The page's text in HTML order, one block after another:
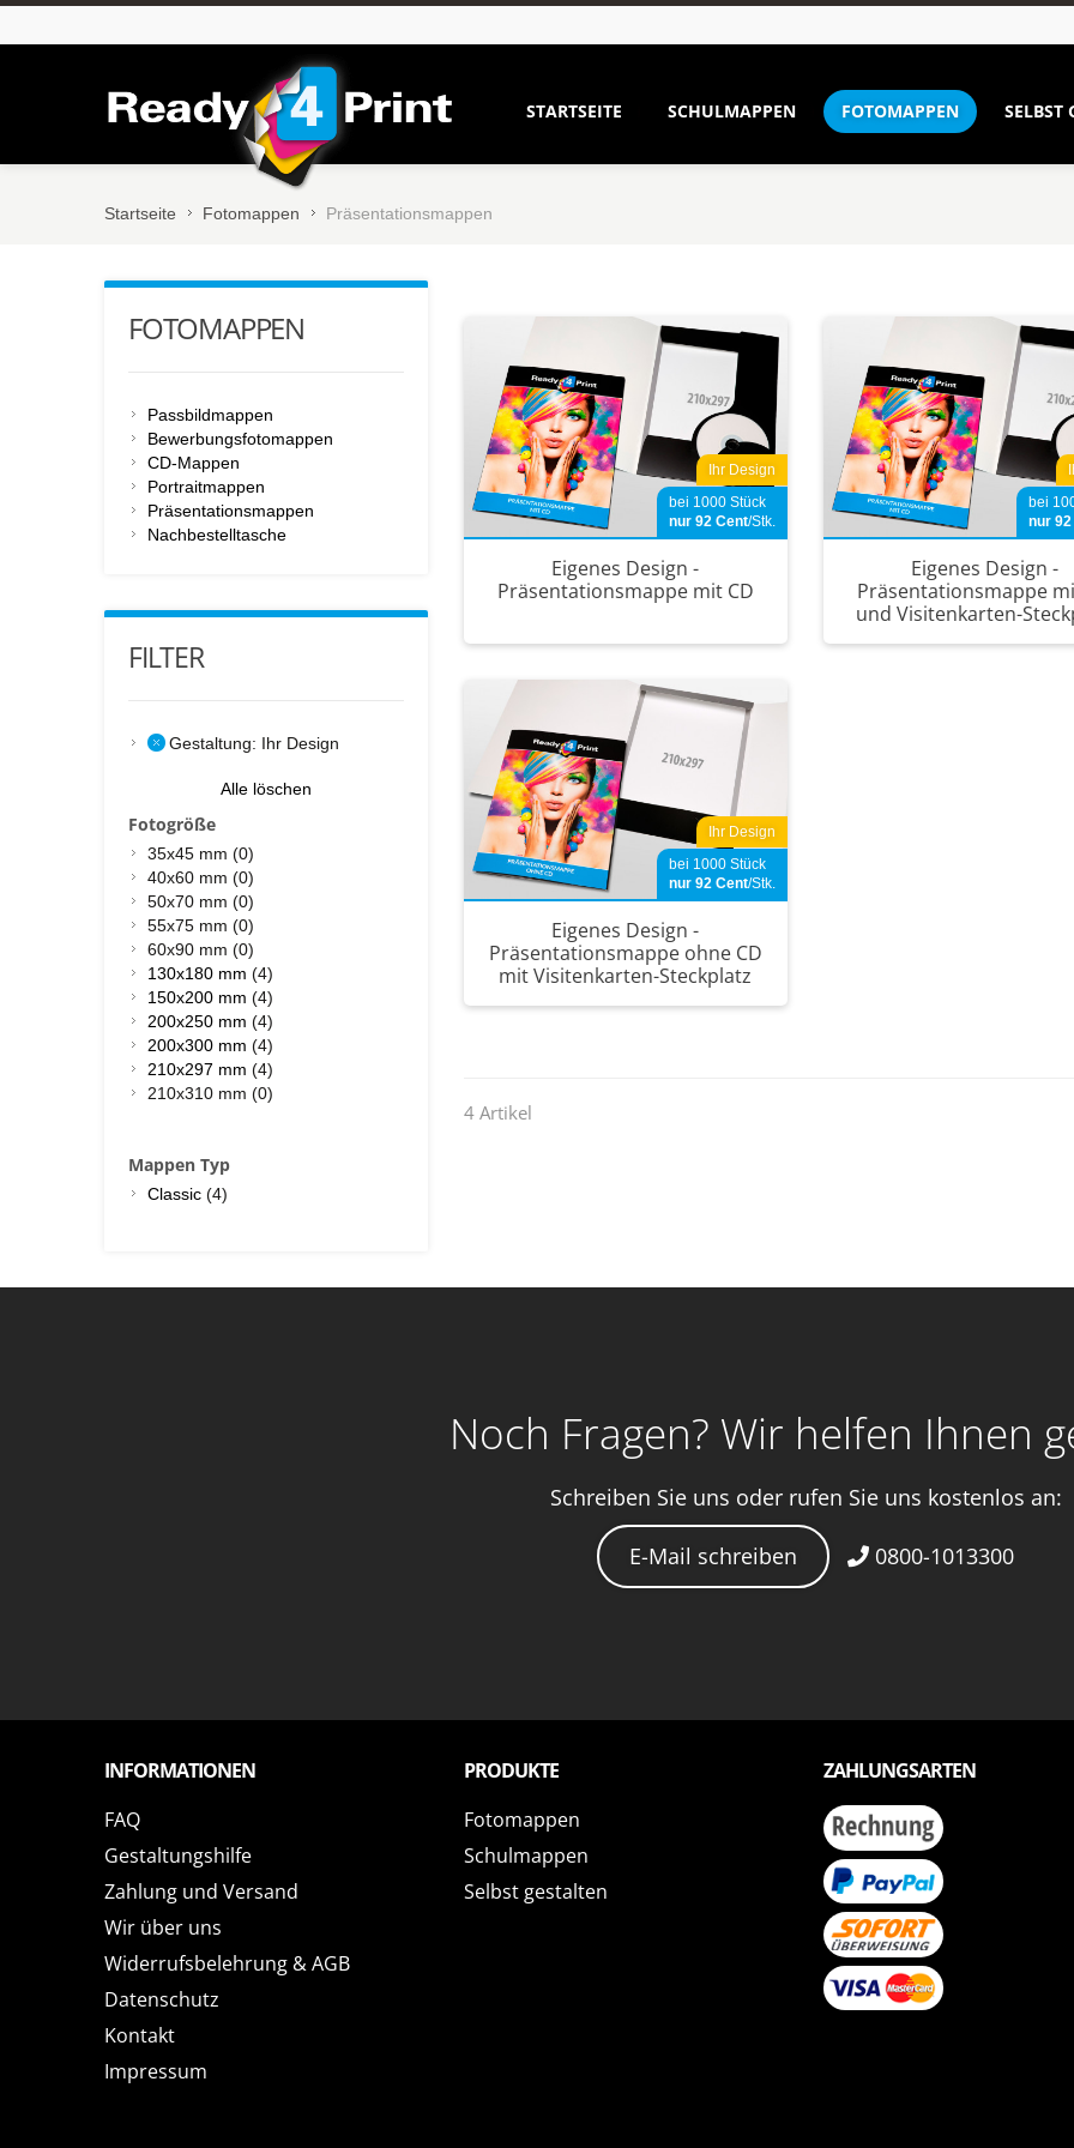
STARTSEITE SCHULMAPPEN FOTOMAPPEN SELBST
Startseite Fotomappen Präsentationsmappen
Ihr Design
bei 1000 Stück
nur 92 Cent/Stk.
Eigenes Design -
Präsentationsmappe mit CD
bei
nur 92
Eigenes Design -
Präsentationsmappe
und Visitenkarten-
Ihr Design
bei 1000 Stück
nur 92 Cent/Stk.
Eigenes Design -
Präsentationsmappe ohne CD
mit Visitenkarten-Steckplatz
4 Artikel
FOTOMAPPEN
Passbildmappen
Bewerbungsfotomappen
CD-Mappen
Portraitmappen
Präsentationsmappen
Nachbestelltasche
FILTER
Gestaltung: Ihr Design
Alle löschen
Fotogröße
35x45 mm (0)
40x60 mm (0)
50x70 mm (0)
55x75 mm (0)
60x90 mm (0)
130x180 mm (4)
150x200 mm (4)
200x250 mm (4)
200x300 mm (4)
210x297 mm (4)
210x310 mm (0)
Mappen Typ
Classic (4)
Noch Fragen? Wir helfen Ihnen
Schreiben Sie uns oder rufen Sie uns kostenlos an:
E-Mail schreiben 0800-1013300
INFORMATIONEN
FAQ
Gestaltungshilfe
Zahlung und Versand
Wir über uns
Widerrufsbelehrung & AGB
Datenschutz
Kontakt
Impressum
PRODUKTE
Fotomappen
Schulmappen
Selbst gestalten
ZAHLUNGSARTEN